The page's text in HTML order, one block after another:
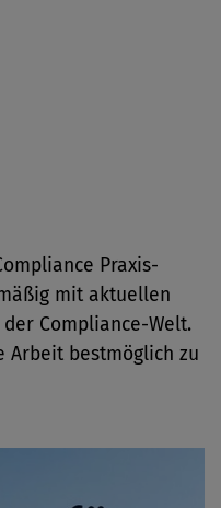
Praxis-
mit aktuellen
Compliance-Welt.
Arbeit bestmöglich zu